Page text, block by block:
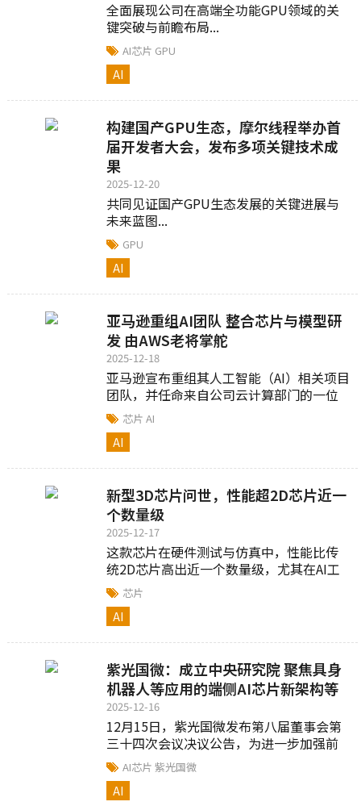
全面展现公司在高端全功能GPU领域的关
键突破与前瞻布局...
AI芯片 GPU
AI
构建国产GPU生态，摩尔线程举办首
届开发者大会，发布多项关键技术成
果
2025-12-20
共同见证国产GPU生态发展的关键进展与
未来蓝图...
GPU
AI
亚马逊重组AI团队 整合芯片与模型研
发 由AWS老将掌舵
2025-12-18
亚马逊宣布重组其人工智能（AI）相关项目
团队，并任命来自公司云计算部门的一位
高管，负责一个全新的业务单元...
芯片AI
AI
新型3D芯片问世，性能超2D芯片近一
个数量级
2025-12-17
这款芯片在硬件测试与仿真中，性能比传
统2D芯片高出近一个数量级，尤其在AI工
作负载下表现突出...
芯片
AI
紫光国微：成立中央研究院 聚焦具身
机器人等应用的端侧AI芯片新架构等
2025-12-16
12月15日，紫光国微发布第八届董事会第
三十四次会议决议公告，为进一步加强前
瞻性技术研究和产业链建设...
AI芯片紫光国微
AI